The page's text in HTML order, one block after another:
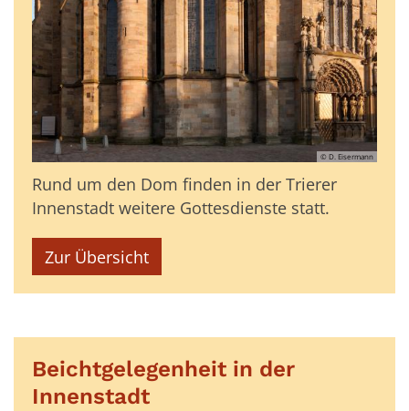
© D. Eisermann
Rund um den Dom finden in der Trierer
Innenstadt weitere Gottesdienste statt.
Zur Übersicht
Beichtgelegenheit in der
Innenstadt